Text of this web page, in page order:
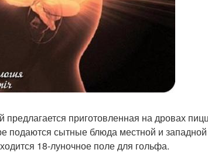
предлагается приготовленная на дровах
подаются сытные блюда местной и западной
18-луночное поле для гольфа.